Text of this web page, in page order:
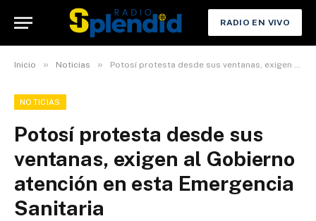
RADIO EN VIVO
Inicio » Noticias » Potosí protesta desde sus ventanas, exigen al Gobierno atención en esta Emergencia Sanitaria
NOTICIAS
Potosí protesta desde sus
ventanas, exigen al Gobierno
atención en esta Emergencia
Sanitaria